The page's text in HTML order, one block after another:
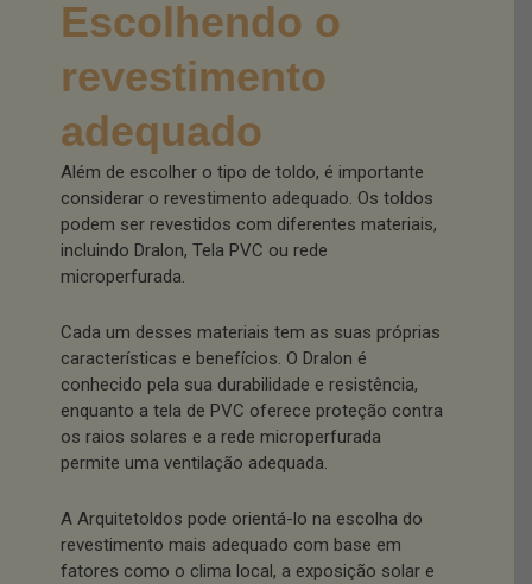
Escolhendo o
revestimento
adequado
Além de escolher o tipo de toldo, é importante
considerar o revestimento adequado. Os toldos
podem ser revestidos com diferentes materiais,
incluindo Dralon, Tela PVC ou rede
microperfurada.
Cada um desses materiais tem as suas próprias
características e benefícios. O Dralon é
conhecido pela sua durabilidade e resistência,
enquanto a tela de PVC oferece proteção contra
os raios solares e a rede microperfurada
permite uma ventilação adequada.
A Arquitetoldos pode orientá-lo na escolha do
revestimento mais adequado com base em
fatores como o clima local, a exposição solar e